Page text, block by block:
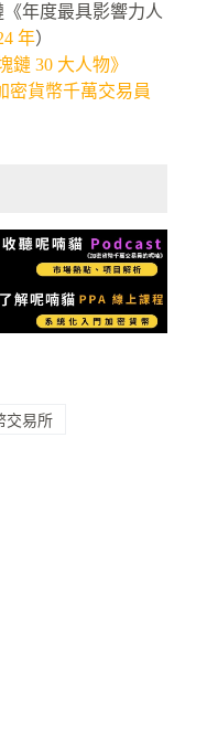
年度最具影響力人
年）
鏈 30 大人物》
密貨幣千萬交易員
交易所